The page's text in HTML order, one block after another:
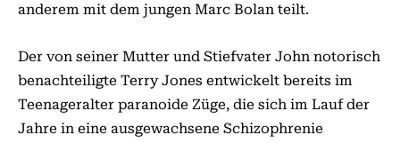
anderem mit dem jungen Marc Bolan teilt.
Der von seiner Mutter und Stiefvater John notorisch
benachteiligte Terry Jones entwickelt bereits im
Teenageralter paranoide Züge, die sich im Lauf der
Jahre in eine ausgewachsene Schizophrenie